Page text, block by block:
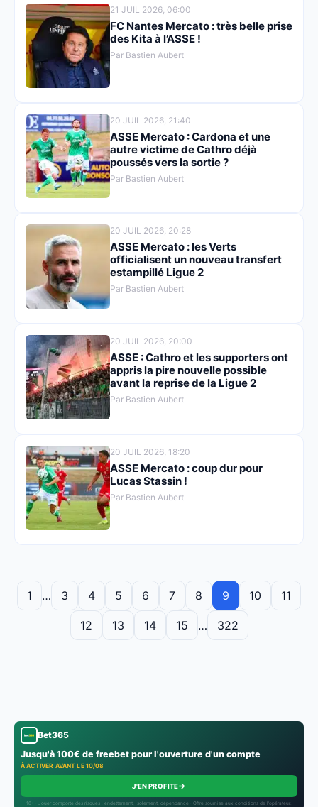
21 JUIL 2026, 06:00
FC Nantes Mercato : très belle prise
des Kita à l’ASSE !
Par Bastien Aubert
20 JUIL 2026, 21:40
ASSE Mercato : Cardona et une
autre victime de Cathro déjà
poussés vers la sortie ?
Par Bastien Aubert
20 JUIL 2026, 20:28
ASSE Mercato : les Verts
officialisent un nouveau transfert
estampillé Ligue 2
Par Bastien Aubert
20 JUIL 2026, 20:00
ASSE : Cathro et les supporters ont
appris la pire nouvelle possible
avant la reprise de la Ligue 2
Par Bastien Aubert
20 JUIL 2026, 18:20
ASSE Mercato : coup dur pour
Lucas Stassin !
Par Bastien Aubert
1 … 3 4 5 6 7 8 9 10 11
12 13 14 15 … 322
Bet365
Jusqu'à 100€ de freebet pour l'ouverture d'un compte
À ACTIVER AVANT LE 10/08
J'EN PROFITE→
18+ · Jouer comporte des risques : endettement, isolement, dépendance · Offre soumise aux conditions de l’opérateur.